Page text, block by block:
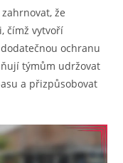
že
čímž vytvoří
ochranu
týmům udržovat
a přizpůsobovat